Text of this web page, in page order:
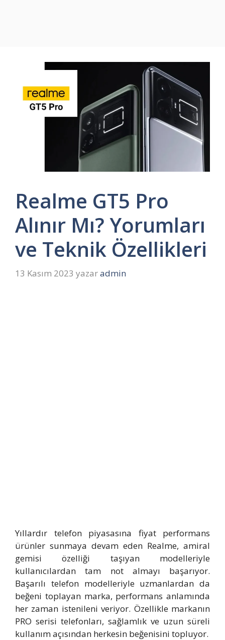
Realme GT5 Pro
Alınır Mı? Yorumları
ve Teknik Özellikleri
13 Kasım 2023 yazaradmin
Yıllardır telefon piyasasına fiyat performans
ürünler sunmaya devam eden Realme, amiral
gemisi özelliği taşıyan modelleriyle
kullanıcılardan tam not almayı başarıyor.
Başarılı telefon modelleriyle uzmanlardan da
beğeni toplayan marka, performans anlamında
her zaman istenileni veriyor. Özellikle markanın
PRO serisi telefonları, sağlamlık ve uzun süreli
kullanım açısından herkesin beğenisini topluyor.